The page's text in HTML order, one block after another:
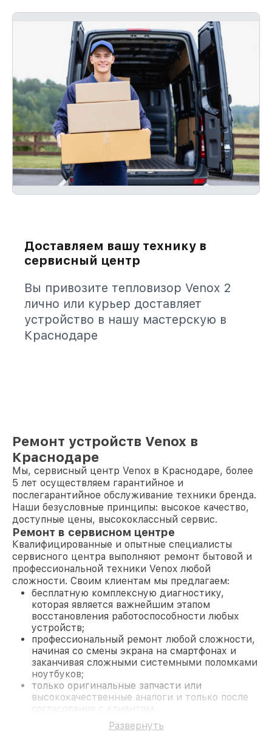
Доставляем вашу технику в
сервисный центр
Вы привозите тепловизор Venox 2
лично или курьер доставляет
устройство в нашу мастерскую в
Краснодаре
Ремонт устройств Venox в
Краснодаре
Мы, сервисный центр Venox в Краснодаре, более
5 лет осуществляем гарантийное и
послегарантийное обслуживание техники бренда.
Наши безусловные принципы: высокое качество,
доступные цены, высококлассный сервис.
Ремонт в сервисном центре
Квалифицированные и опытные специалисты
сервисного центра выполняют ремонт бытовой и
профессиональной техники Venox любой
сложности. Своим клиентам мы предлагаем:
бесплатную комплексную диагностику,
которая является важнейшим этапом
восстановления работоспособности любых
устройств;
профессиональный ремонт любой сложности,
начиная со смены экрана на смартфонах и
заканчивая сложными системными поломками
ноутбуков;
только оригинальные запчасти или
высококачественные аналоги и только после
согласования с клиентом.
На все работы и замененные комплектующие
предоставляется длительная гарантия. В случае
Развернуть